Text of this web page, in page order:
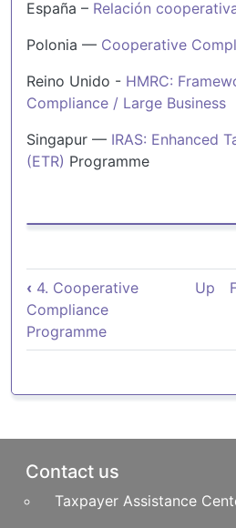
España – Relación
Polonia — Cooperative
Reino Unido - HMRC:
Compliance / Large Business
Singapur — IRAS: Enhanced
(ETR) Programme
Book traversal
‹ 4. Cooperative
Compliance
Programme
Up
Pie de página
Contact us
Taxpayer Assistance